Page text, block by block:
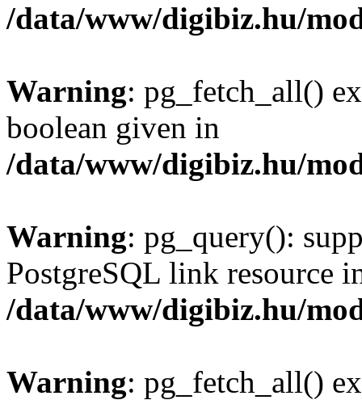
/data/www/digibiz.hu/
Warning: pg_fetch_all()
boolean given in
/data/www/digibiz.hu/
Warning: pg_query():
PostgreSQL link resource
/data/www/digibiz.hu/
Warning: pg_fetch_all()